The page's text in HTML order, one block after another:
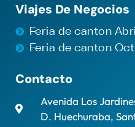
Viajes De Negocios
Feria de canton
Feria de canton
Contacto
Avenida Los
D. Huechuraba,